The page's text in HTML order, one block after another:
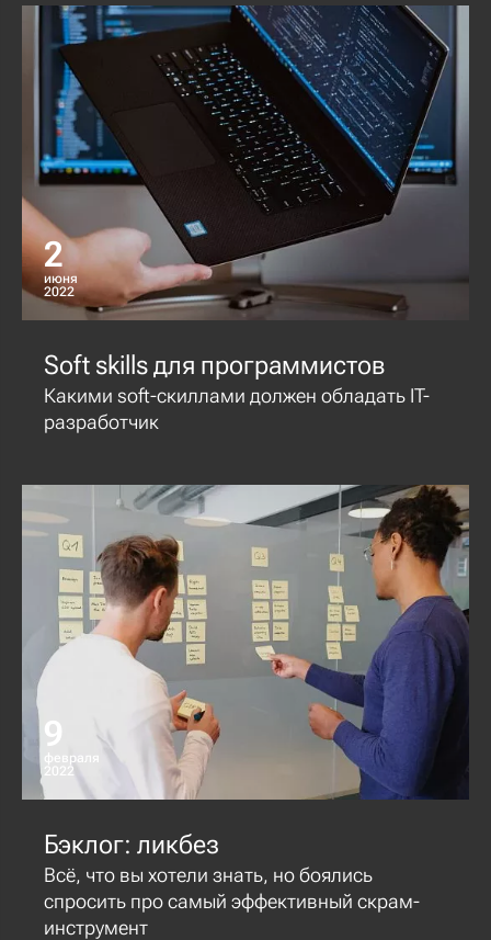
2
июня
2022
Soft skills для программистов
Какими soft-скиллами должен обладать IT-
разработчик
9
февраля
2022
Бэклог: ликбез
Всё, что вы хотели знать, но боялись
спросить про самый эффективный скрам-
инструмент